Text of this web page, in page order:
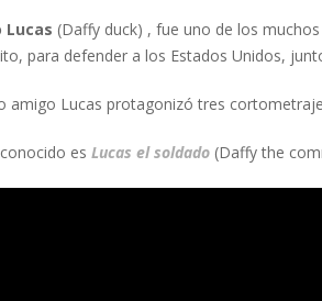
Lucas (Daffy duck) , fue uno de los
para defender a los Estados Unidos,
amigo Lucas protagonizó tres
es Lucas el soldado (Daffy the